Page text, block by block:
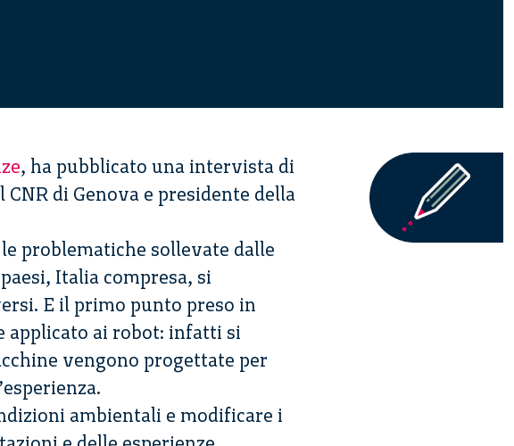
, ha pubblicato una intervista di
di Genova e presidente della
problematiche sollevate dalle
Italia compresa, si
E il primo punto preso in
applicato ai robot: infatti si
vengono progettate per
ambientali e modificare i